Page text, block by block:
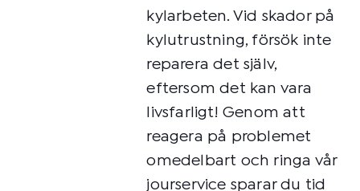
kylarbeten. Vid skador på
kylutrustning, försök inte
reparera det själv,
eftersom det kan vara
livsfarligt! Genom att
reagera på problemet
omedelbart och ringa vår
jourservice sparar du tid